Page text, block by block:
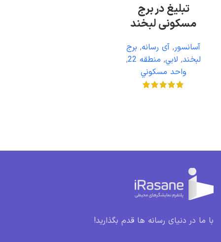
تبلیغ در برج
مسکونی لبخند
آسانسور, آی رسانه, برج
لبخند, لابي, منطقه 22
,
واحد مسکوني
با ما در دنیای رسانه ها قدم بگذارید!